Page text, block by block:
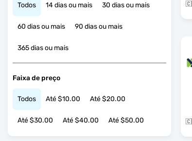
Todos 14 dias ou mais 30 dias ou mais
60 dias ou mais 90 dias ou mais
365 dias ou mais
Faixa de preço
Todos Até $10.00 Até $20.00
Até $30.00 Até $40.00 Até $50.00